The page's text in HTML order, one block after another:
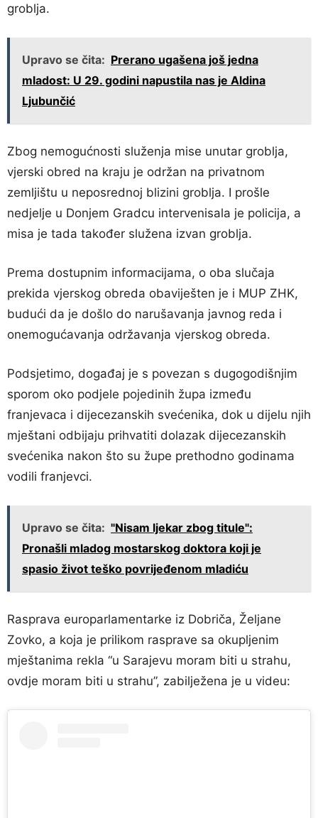
groblja.
Upravo se čita: Prerano ugašena još jedna
mladost: U 29. godini napustila nas je Aldina
Ljubunčić
Zbog nemogućnosti služenja mise unutar groblja,
vjerski obred na kraju je održan na privatnom
zemljištu u neposrednoj blizini groblja. I prošle
nedjelje u Donjem Gradcu intervenisala je policija, a
misa je tada također služena izvan groblja.
Prema dostupnim informacijama, o oba slučaja
prekida vjerskog obreda obaviješten je i MUP ZHK,
budući da je došlo do narušavanja javnog reda i
onemogućavanja održavanja vjerskog obreda.
Podsjetimo, događaj je s povezan s dugogodišnjim
sporom oko podjele pojedinih župa između
franjevaca i dijecezanskih svećenika, dok u dijelu njih
mještani odbijaju prihvatiti dolazak dijecezanskih
svećenika nakon što su župe prethodno godinama
vodili franjevci.
Upravo se čita: "Nisam ljekar zbog titule":
Pronašli mladog mostarskog doktora koji je
spasio život teško povrijeđenom mladiću
Rasprava europarlamentarke iz Dobriča, Željane
Zovko, a koja je prilikom rasprave sa okupljenim
mještanima rekla “u Sarajevu moram biti u strahu,
ovdje moram biti u strahu”, zabilježena je u videu: